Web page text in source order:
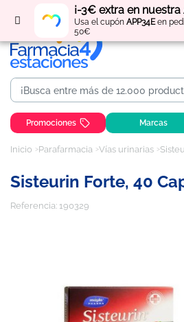
¡-3€ extra en nuestra
Usa el cupón APP34Een
50€
Regístratey obténpuntos
Promociones Marcas
Inicio Parafarmacia Vías urinarias
Sisteurin Forte, 40
Referencia: 190329